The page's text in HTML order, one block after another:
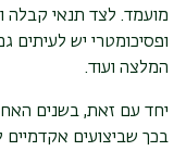
מועמד. לצד תנאי קבלה
ופסיכומטרי יש לעיתים
המלצה ועוד.
יחד עם זאת, בשנים
בכך שביצועים